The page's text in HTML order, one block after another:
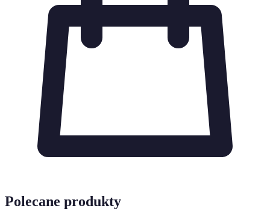
Polecane produkty